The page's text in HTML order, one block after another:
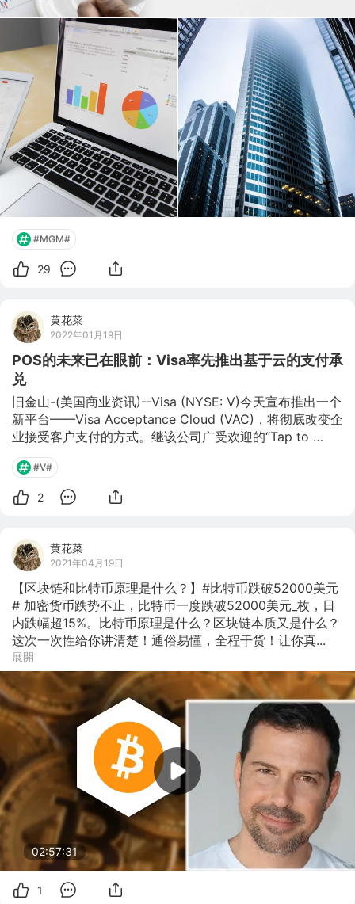
#MGM#
29
黄花菜
2022年01月19日
POS的未来已在眼前：Visa率先推出基于云的支付承
兑
旧金山-(美国商业资讯)--Visa (NYSE: V)今天宣布推出一个
新平台——Visa Acceptance Cloud (VAC)，将彻底改变企
业接受客户支付的方式。继该公司广受欢迎的“Tap to
Phone”解决方案大获成功之后，VAC将为收单行、支付服
务提供商、POS制造商和物联网厂商提供支持，将支付处理
软件从各个硬件设备中转移至可普遍访问的云端。 VAC已
经在六个地区运营，将帮助创新者将几乎任何设备转变为云
分析能力以及来自Visa的网络服务。VAC运行于Visa的数据
中心，因此也具备领先的数据安全能力。 Visa高级副总裁
兼支付
#V#
2
黄花菜
2021年04月19日
【区块链和比特币原理是什么？】#比特币跌破52000美元
# 加密货币跌势不止，比特币一度跌破52000美元_枚，日
内跌幅超15%。比特币原理是什么？区块链本质又是什么？
这次一次性给你讲清楚！通俗易懂，全程干货！让你真...
展開
02:57:31
1